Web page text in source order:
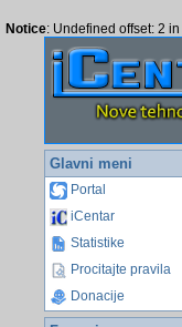
Notice: Undefined offset: 2 in
Glavni meni
Portal
iCentar
Statistike
Procitajte pravila
Donacije